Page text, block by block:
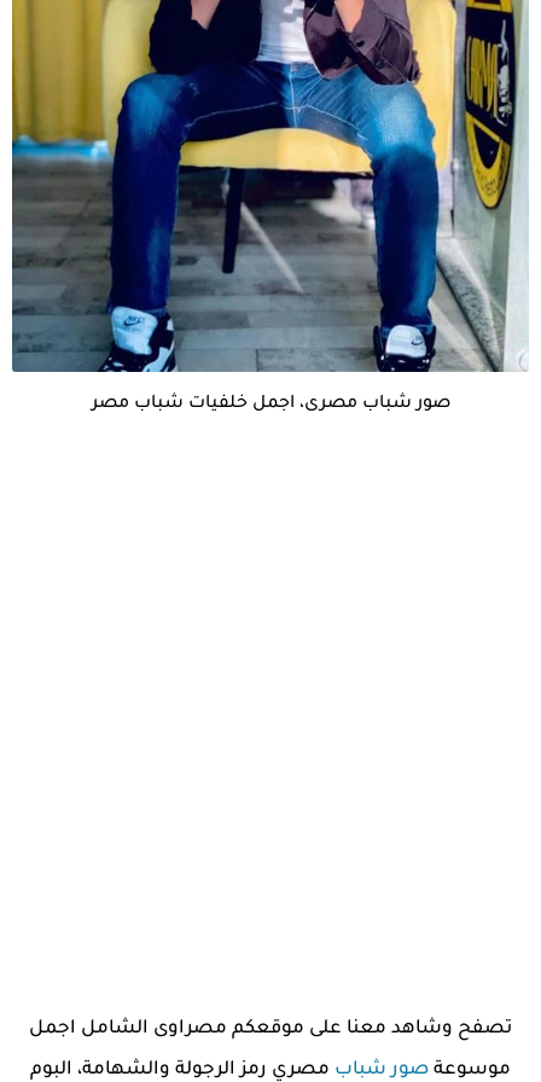
صور شباب مصرى، اجمل خلفيات شباب مصر
تصفح وشاهد معنا على موقعكم مصراوى الشامل اجمل
موسوعة صور شباب مصري رمز الرجولة والشهامة، البوم